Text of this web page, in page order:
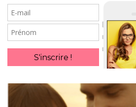
E-
mail
Prénom
S'inscrire !